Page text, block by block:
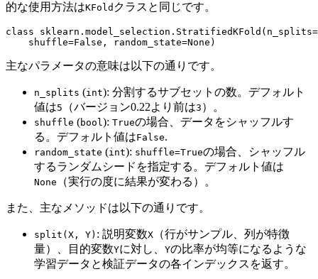
的な使用方法はKFold クラスと同じです。
class sklearn . model_selection . StratifiedKFold ( n_splits=
shuffle=False , random_state=None )
主なパラメータの意味は以下の通りです。
n_splits (int): 分割するサブセットの数。デフォルト
値は5 （バージョン0.22より前は3 ）。
shuffle (bool): Trueの場合、データをシャッフルす
る。デフォルト値はFalse.
random_state (int): shuffle=Trueの場合、シャッフル
するランダムシードを指定する。デフォルト値は
None （実行の度に結果が変わる）。
また、主なメソッドは以下の通りです。
split(X, Y) : 説明変数X （行がサンプル、列が特徴
量）、目的変数Yに対し、 Yの比率が均等になるような
学習データと検証データの各インデックスを返す。